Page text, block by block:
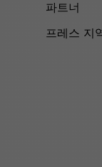
파트너
프레스 지